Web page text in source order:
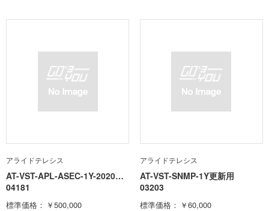
アライドテレシス
AT-VST-APL-ASEC-1Y-2020更
新用
04181
標準価格
￥500,000
アライドテレシス
AT-VST-SNMP-1Y更新用
03203
標準価格
￥60,000